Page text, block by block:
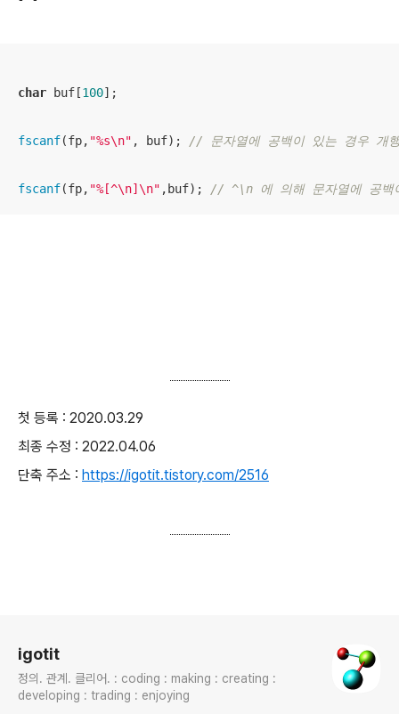
char buf[100];
fscanf(fp, "%s\n" , buf); // 문자열에 공백이 있는 경우 개
fscanf(fp, "%[^\n]\n" ,buf); // ^\n 에 의해 문자열에 공백
첫 등록 : 2020.03.29
최종 수정 : 2022.04.06
단축 주소 : https://igotit.tistory.com/2516
igotit
정의. 관계. 클리어. : coding : making : creating :
developing : trading : enjoying